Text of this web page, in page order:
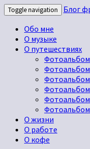
Toggle navigation
Блог
Обо мне
О музыке
О путешествиях
Фотоальбом
О жизни
О работе
О кофе